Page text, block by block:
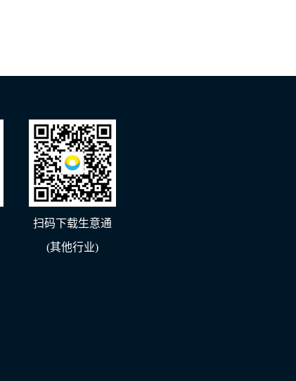
扫码下载生意通
(其他行业)